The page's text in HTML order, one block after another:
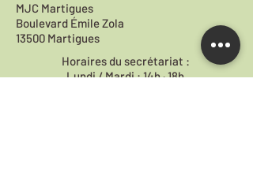
MJC Martigues
Boulevard Émile Zola
13500 Martigues
Horaires du secrétariat :
Lundi / Mardi : 14h · 18h